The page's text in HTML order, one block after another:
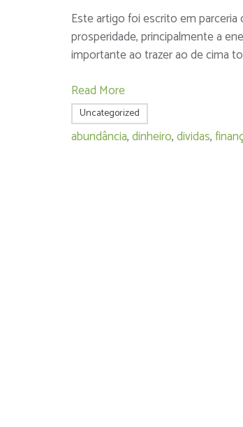
Este artigo foi escrito em parceria
prosperidade, principalmente a
importante ao trazer ao de cima
Read More
Uncategorized
abundância,dinheiro,dividas,